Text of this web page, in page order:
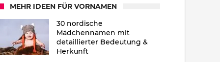
MEHR IDEEN FÜR VORNAMEN
30 nordische
Mädchennamen mit
detaillierter Bedeutung &
Herkunft